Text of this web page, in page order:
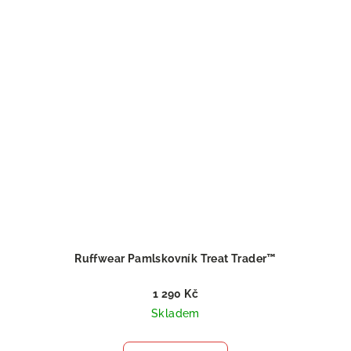
Ruffwear Pamlskovník Treat Trader™
1 290 Kč
Skladem